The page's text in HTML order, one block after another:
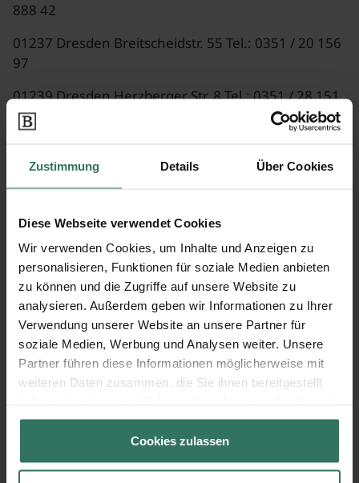
Zustimmung Details Über Cookies
Diese Webseite verwendet Cookies
Wir verwenden Cookies, um Inhalte und Anzeigen zu
personalisieren, Funktionen für soziale Medien anbieten
zu können und die Zugriffe auf unsere Website zu
analysieren. Außerdem geben wir Informationen zu Ihrer
Verwendung unserer Website an unsere Partner für
soziale Medien, Werbung und Analysen weiter. Unsere
Partner führen diese Informationen möglicherweise mit
weiteren Daten zusammen, die Sie ihnen bereitgestellt
gesammelt haben.
Cookies zulassen
888 42
01237 Dresden Breitscheidstr. 55 Tel.: 0351 / 20 156
97
01239 Dresden Herzberger Str. 8 Tel.: 0351 / 28 151
41
349 777
940
01744 Dippoldiswalde Am Markt 6 Tel.: 03504 / 69
00 00
01768 Glashütte Hauptstr. 40 Tel.: 035053 / 323 32
Bewertungen zu ANTEA Bestattungen
(2 Bewertungen)